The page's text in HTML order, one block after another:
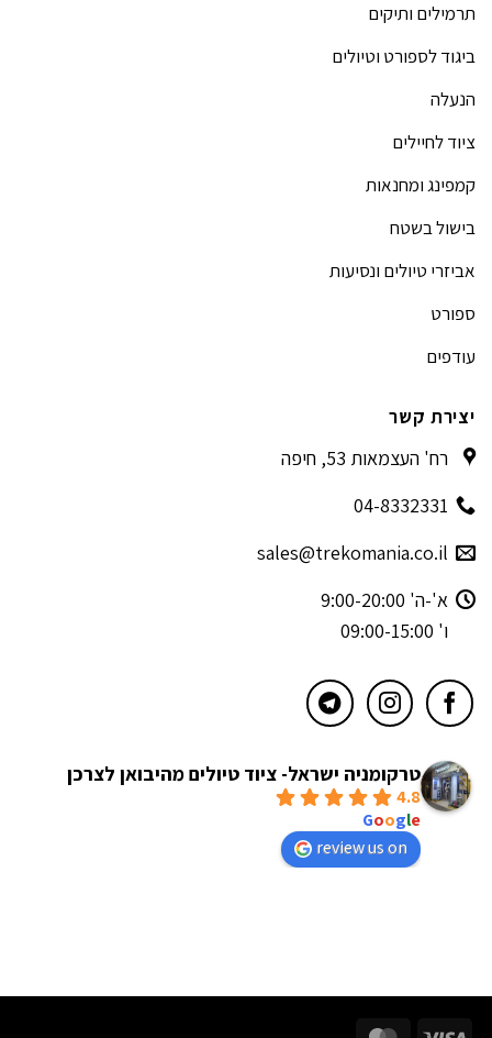
תרמילים ותיקים
ביגוד לספורט וטיולים
הנעלה
ציוד לחיילים
קמפינג ומחנאות
בישול בשטח
אביזרי טיולים ונסיעות
ספורט
עודפים
יצירת קשר
רח' העצמאות 53, חיפה
04-8332331
sales@trekomania.co.il
א'-ה' 9:00-20:00
ו' 09:00-15:00
טרקומניה ישראל- ציוד טיולים מהיבואן לצרכן
4.8
Google
review us on